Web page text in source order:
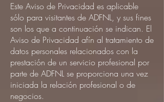
Este Aviso de Privacidad es aplicable
sólo para visitantes de ADFNL, y sus fines
son los que a continuación se indican. El
Aviso de Privacidad afín al tratamiento de
datos personales relacionados con la
prestación de un servicio profesional por
parte de ADFNL se proporciona una vez
iniciada la relación profesional o de
negocios.